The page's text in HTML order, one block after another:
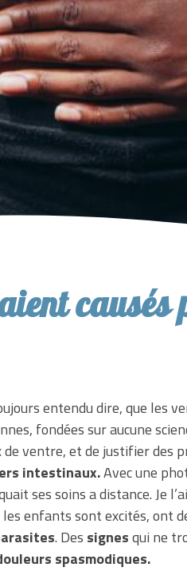
entendu dire, que les
fondées sur aucune
de ventre, et de justifier des
intestinaux.Avec une
ses soins a distance. Je
les enfants sont excités, ont
. Des signesqui ne
spasmodiques.